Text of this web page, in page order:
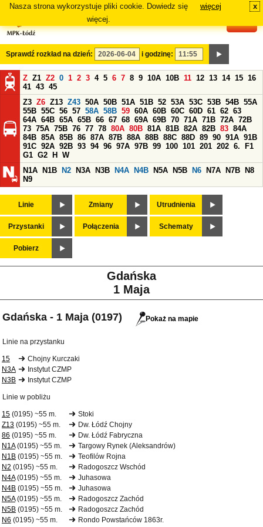
Nasza strona wykorzystuje pliki cookie. Dowiedz się
więcej.
więcej x
Sprawdź rozkład na dzień: i godzinę:
Z Z1 Z2 0 1 2 3 4 5 6 7 8 9 10A 10B 11 12 13 14 15 16
41 43 45
Z3 Z6 Z13 Z43 50A 50B 51A 51B 52 53A 53C 53B 54B 55A
55B 55C 56 57 58A 58B 59 60A 60B 60C 60D 61 62 63
64A 64B 65A 65B 66 67 68 69A 69B 70 71A 71B 72A 72B
73 75A 75B 76 77 78 80A 80B 81A 81B 82A 82B 83 84A
84B 85A 85B 86 87A 87B 88A 88B 88C 88D 89 90 91A 91B
91C 92A 92B 93 94 96 97A 97B 99 100 101 201 202 6.
F1
G1 G2 H
W
N1A
N1B N2 N3A N3B N4A N4B N5A N5B N6 N7A N7B
N8
N9
Linie Zmiany Utrudnienia
Przystanki Połączenia Schematy
Pobierz
Gdańska
1 Maja
Gdańska - 1 Maja (0197) Pokaż na mapie
Linie na przystanku
15
Chojny Kurczaki
N3A
Instytut CZMP
N3B
Instytut CZMP
Linie w pobliżu
15 (0195) ~55 m.
Stoki
Z13 (0195) ~55 m.
Dw. Łódź Chojny
86 (0195) ~55 m.
Dw. Łódź Fabryczna
N1A(0195) ~55 m.
Targowy Rynek (Aleksandrów)
N1B (0195) ~55 m.
Teofilów Rojna
N2 (0195) ~55 m.
Radogoszcz Wschód
N4A(0195) ~55 m.
Juhasowa
N4B (0195) ~55 m.
Juhasowa
N5A(0195) ~55 m.
Radogoszcz Zachód
N5B (0195) ~55 m.
Radogoszcz Zachód
N6 (0195) ~55 m.
Rondo Powstańców 1863r.